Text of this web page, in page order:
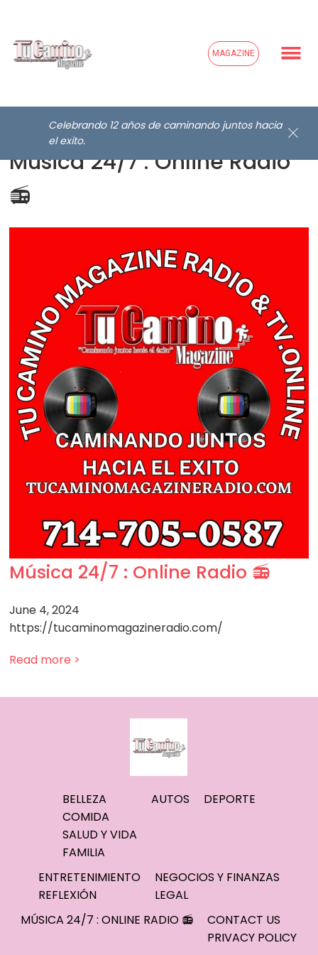
MAGAZINE
Celebrando 12 años de caminando juntos hacia
el exito.
Música 24/7 : Online Radio
📻
Música 24/7 : Online Radio 📻
June 4, 2024
https://tucaminomagazineradio.com/
Read more >
BELLEZA
COMIDA
SALUD Y VIDA
FAMILIA
AUTOS DEPORTE
ENTRETENIMIENTO
REFLEXIÓN
NEGOCIOS Y FINANZAS
LEGAL
MÚSICA 24/7 : ONLINE RADIO 📻
CONTACT US
PRIVACY POLICY